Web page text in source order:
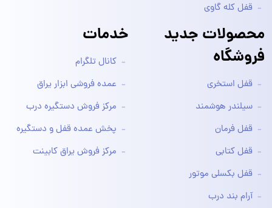
قفل کله گاوی
محصولات جدید
فروشگاه
قفل استخری
سیلندر هوشمند
قفل فرمان
قفل کتابی
قفل بکسلی موتور
آرام بند درب
خدمات
کانال تلگرام
عمده فروشی ابزار یراق
مرکز فروش دستگیره درب
پخش عمده قفل و دستگیره
مرکز فروش یراق کابینت